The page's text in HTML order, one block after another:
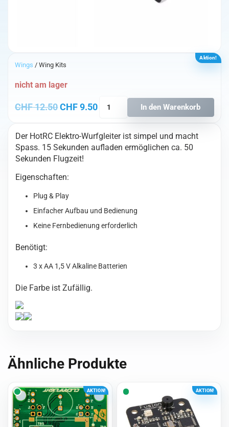
Aktion!
Wings / Wing Kits
CHF12.50Ursprünglicher Preis war: CHF 12.50
CHF9.50Aktueller Preis ist: CHF 9.50.
nicht am lager
Wurfgleiter
Menge
In den Warenkorb
Der HotRC Elektro-Wurfgleiter ist simpel und macht
Spass. 15 Sekunden aufladen ermöglichen ca. 50
Sekunden Flugzeit!
Eigenschaften:
Plug & Play
Einfacher Aufbau und Bedienung
Keine Fernbedienung erforderlich
Benötigt:
3 x AA 1,5 V Alkaline Batterien
Die Farbe ist Zufällig.
Ähnliche Produkte
AKTION! AKTION!